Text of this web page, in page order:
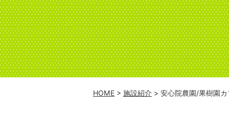
HOME > 施設紹介 > 安心院農園/果樹園